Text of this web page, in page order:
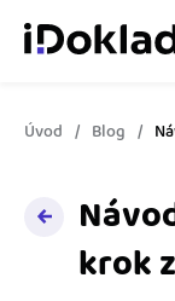
Online
Správa
Ceník
Úvod Blog
krok